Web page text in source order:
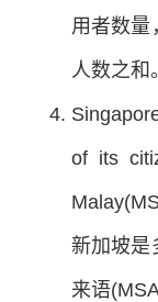
用者数量
人数之和。
of its
新加坡是
来语